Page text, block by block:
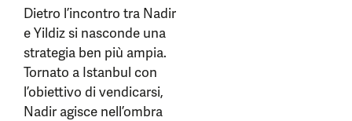
Dietro l’incontro tra Nadir
e Yildiz si nasconde una
strategia ben più ampia.
Tornato a Istanbul con
l’obiettivo di vendicarsi,
Nadir agisce nell’ombra